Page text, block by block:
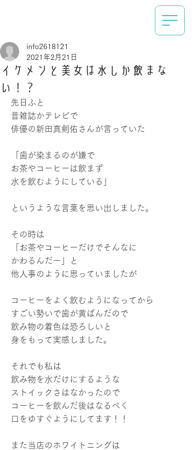
イケメンと美女は水しか飲まな
い！？
info2618121
2021年2月21日
先日ふと
昔雑誌かテレビで
俳優の新田真剣佑さんが言っていた
「歯が染まるのが嫌で
お茶やコーヒーは飲まず
水を飲むようにしている」
というような言葉を思い出しました。
その時は
「お茶やコーヒーだけでそんなに
かわるんだー」と
他人事のように思っていましたが
コーヒーをよく飲むようになってから
すごい勢いで歯が黄ばんだので
飲み物の着色は恐ろしいと
身をもって実感しました。
それでも私は
飲み物を水だけにするような
ストイックさはなかったので
コーヒーを飲んだ後はなるべく
口をゆすぐようにしてます！！
また当店のホワイトニングは